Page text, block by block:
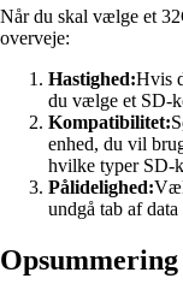
Når du skal vælge et
overveje:
Hastighed:Hvis
du vælge et SD-
Kompatibilitet:
enhed, du vil
hvilke typer SD-
Pålidelighed:
undgå tab af
Opsummering